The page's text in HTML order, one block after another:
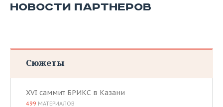
НОВОСТИ ПАРТНЕРОВ
Сюжеты
XVI саммит БРИКС в Казани
499 МАТЕРИАЛОВ